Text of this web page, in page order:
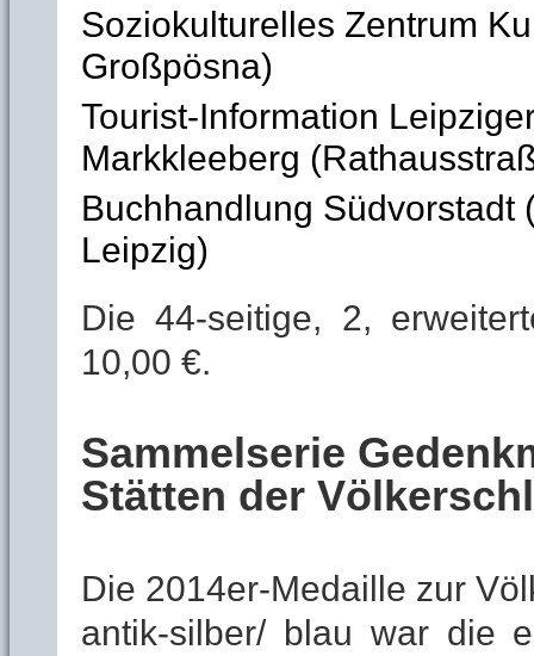
Soziokulturelles Zentrum
Großpösna)
Tourist-Information
Markkleeberg
Buchhandlung Südvorstadt
Leipzig)
Die 44-seitige, 2,
10,00 €.
Sammelserie
Stätten der
Die 2014er-Medaille zur
antik-silber/ blau war die